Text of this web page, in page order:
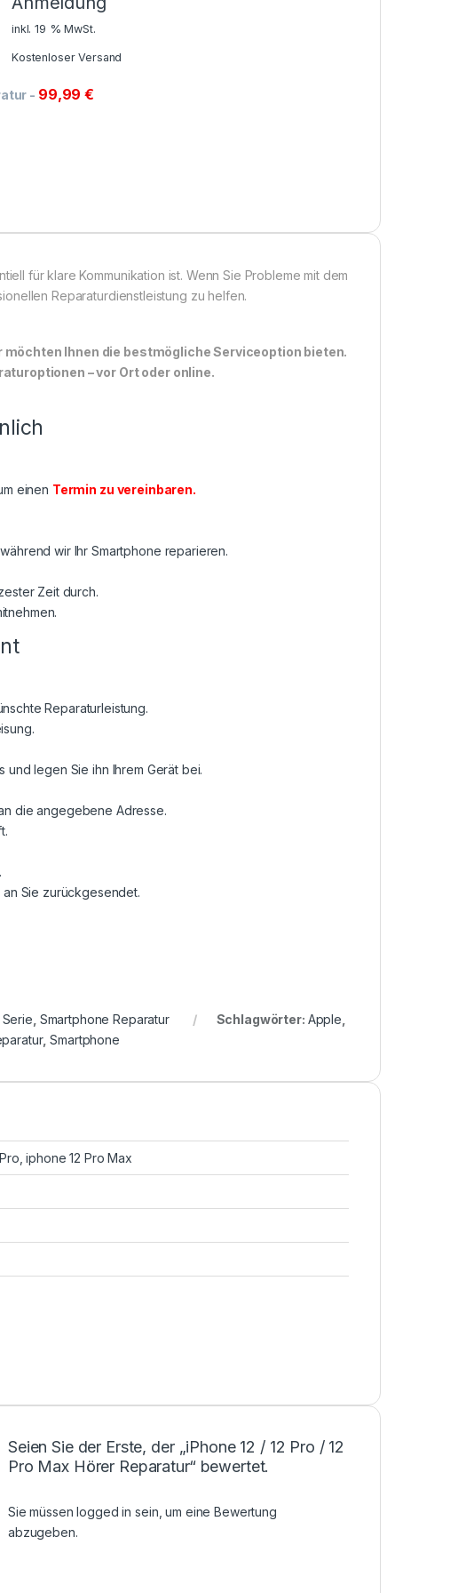
inkl. 19 % MwSt.
Kostenloser Versand
- 99,99€
für klare Kommunikation ist. Wenn Sie Probleme mit dem
Reparaturdienstleistung zu helfen.
Ihnen die bestmögliche Serviceoption bieten.
– vor Ort oder online.
einen Termin zu vereinbaren.
wir Ihr Smartphone reparieren.
Zeit durch.
Reparaturleistung.
und legen Sie ihn Ihrem Gerät bei.
die angegebene Adresse.
Sie zurückgesendet.
Serie Smartphone Reparatur Schlagwörter: Apple
,Smartphone
iphone 12 Pro Max
Seien Sie der Erste, der „iPhone 12 / 12 Pro / 12
Pro Max Hörer Reparatur“ bewertet.
Sie müssenlogged in sein, um eine Bewertung
abzugeben.